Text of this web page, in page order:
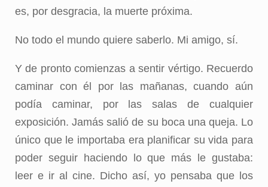
es, por desgracia, la muerte próxima.
No todo el mundo quiere saberlo. Mi amigo, sí.
Y de pronto comienzas a sentir vértigo. Recuerdo
caminar con él por las mañanas, cuando aún
podía caminar, por las salas de cualquier
exposición. Jamás salió de su boca una queja. Lo
único que le importaba era planificar su vida para
poder seguir haciendo lo que más le gustaba:
leer e ir al cine. Dicho así, yo pensaba que los